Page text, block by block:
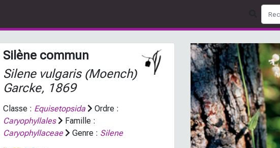
Silène commun
Silene vulgaris(Moench)
Garcke, 1869
Classe : Equisetopsida
Ordre :
Caryophyllales
Famille :
Caryophyllaceae
Genre : Silene
Previous